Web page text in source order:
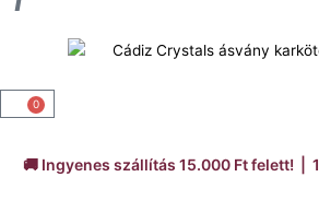
0
Kosár
🚚 Ingyenes szállítás 15.000 Ft felett! |